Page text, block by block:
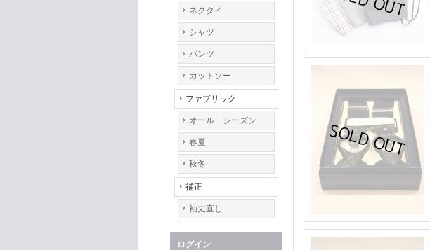
ネクタイ
シャツ
パンツ
カットソー
ファブリック
オール シーズン
春夏
秋冬
補正
袖丈直し
ログイン